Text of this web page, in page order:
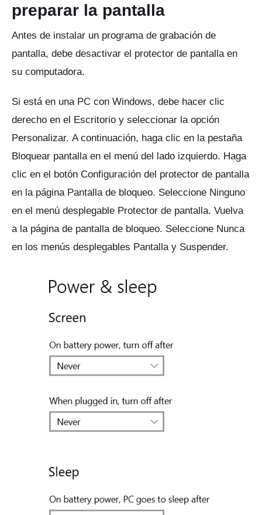
preparar la pantalla
Antes de instalar un programa de grabación de
pantalla, debe desactivar el protector de pantalla en
su computadora.
Si está en una PC con Windows, debe hacer clic
derecho en el Escritorio y seleccionar la opción
Personalizar. A continuación, haga clic en la pestaña
Bloquear pantalla en el menú del lado izquierdo. Haga
clic en el botón Configuración del protector de pantalla
en la página Pantalla de bloqueo. Seleccione Ninguno
en el menú desplegable Protector de pantalla. Vuelva
a la página de pantalla de bloqueo. Seleccione Nunca
en los menús desplegables Pantalla y Suspender.